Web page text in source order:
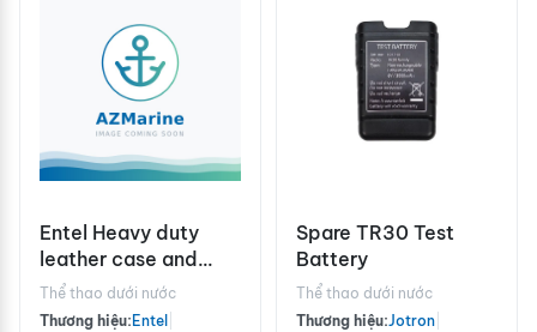
Entel Heavy duty
leather case and
strap with belt loop
for full keypad radios
Thể thao dưới nước
Thương hiệu: Entel
Spare TR30 Test
Battery
Thể thao dưới nước
Thương hiệu:Jotron